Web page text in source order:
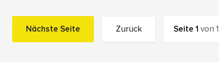
Nächste Seite Zurück Seite1 von1